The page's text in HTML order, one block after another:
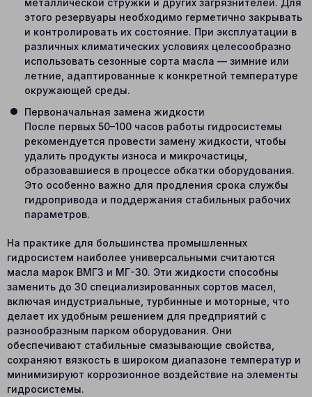
металлической стружки и других загрязнителей. Для
этого резервуары необходимо герметично закрывать
и контролировать их состояние. При эксплуатации в
различных климатических условиях целесообразно
использовать сезонные сорта масла — зимние или
летние, адаптированные к конкретной температуре
окружающей среды.
Первоначальная замена жидкости
После первых 50–100 часов работы гидросистемы
рекомендуется провести замену жидкости, чтобы
удалить продукты износа и микрочастицы,
образовавшиеся в процессе обкатки оборудования.
Это особенно важно для продления срока службы
гидропривода и поддержания стабильных рабочих
параметров.
На практике для большинства промышленных
гидросистем наиболее универсальными считаются
масла марок ВМГЗ и МГ-30. Эти жидкости способны
заменить до 30 специализированных сортов масел,
включая индустриальные, турбинные и моторные, что
делает их удобным решением для предприятий с
разнообразным парком оборудования. Они
обеспечивают стабильные смазывающие свойства,
сохраняют вязкость в широком диапазоне температур и
минимизируют коррозионное воздействие на элементы
гидросистемы.